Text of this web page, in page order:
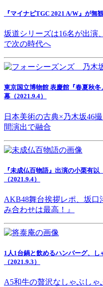
『マイナビTGC 2021 A/W』が無
坂道シリーズは16名が出演
で次の時代へ
東京国立博物館 表慶館『春夏秋
幕（2021.9.4）
日本美術の古典×乃木坂46
間演出で融合
『未成仏百物語』出演の小栗有
（2021.9.4）
AKB48舞台挨拶レポ、坂口
み合わせは最高！』
1人1台鍋と飲めるハンバーグ、
（2021.9.3）
A5和牛の贅沢なしゃぶし